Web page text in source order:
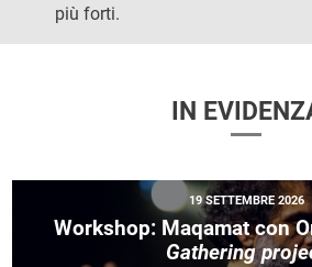
più forti.
IN
19 SETTEMBRE 2026
Workshop: Maqamat con
Gathering